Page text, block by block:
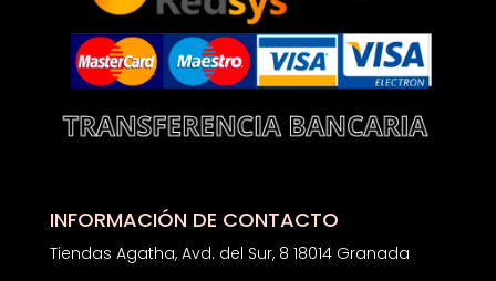
INFORMACIÓN DE CONTACTO
Tiendas Agatha, Avd. del Sur, 8 18014 Granada